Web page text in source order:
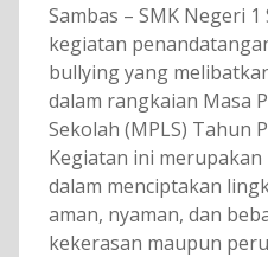
Sambas – SMK Negeri
kegiatan
bullying yang
dalam rangkaian Masa
Sekolah (MPLS) Tahun
Kegiatan ini
dalam menciptakan
aman, nyaman, dan
kekerasan maupun